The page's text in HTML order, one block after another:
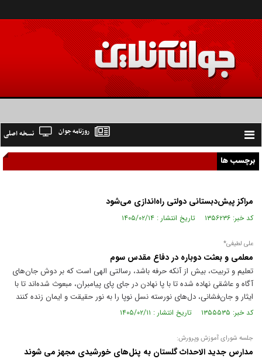
Toggle
navigation
نسخه اصلی روزنامه جوان
برچسب ها
مراکز پیش‌دبستانی دولتی راه‌اندازی می‌شود
کد خبر: ۱۳۵۶۲۳۶ تاریخ انتشار : ۱۴۰۵/۰۲/۱۴
علی لطیفی*
معلمی و بعثت دوباره در دفاع مقدس سوم
تعلیم و تربیت، بیش از آنکه حرفه باشد، رسالتی الهی است که بر دوش جان‌های
آگاه و عاشقی نهاده شده تا با پا نهادن در جای پای پیامبران، مبعوث شده‌اند تا با
ایثار و جان‌فشانی، دل‌های نورسته نسل نوپا را به نور حقیقت و ایمان زنده کنند
کد خبر: ۱۳۵۵۵۳۵ تاریخ انتشار : ۱۴۰۵/۰۲/۱۱
جلسه شورای آموزش وپرورش:
مدارس جدید الاحداث گلستان به پنل‌های خورشیدی مجهز می شوند